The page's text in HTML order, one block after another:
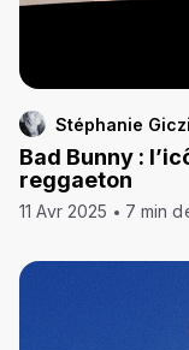
Stéphanie Giczi
Bad Bunny :
reggaeton
11 Avr 2025 7 min